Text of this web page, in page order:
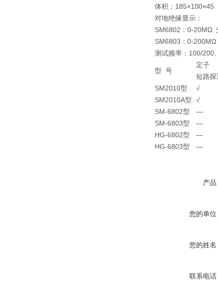
体积：
对地绝缘显示：
SM6802：0-
SM6803：0-
测试频率：100/200
型 号
定子
短路探
SM2010型
√
SM2010A型
√
SM-6802型
—
SM-6803型
—
HG-6802型
—
HG-6803型
—
产品
您的单位
您的姓名
联系电话